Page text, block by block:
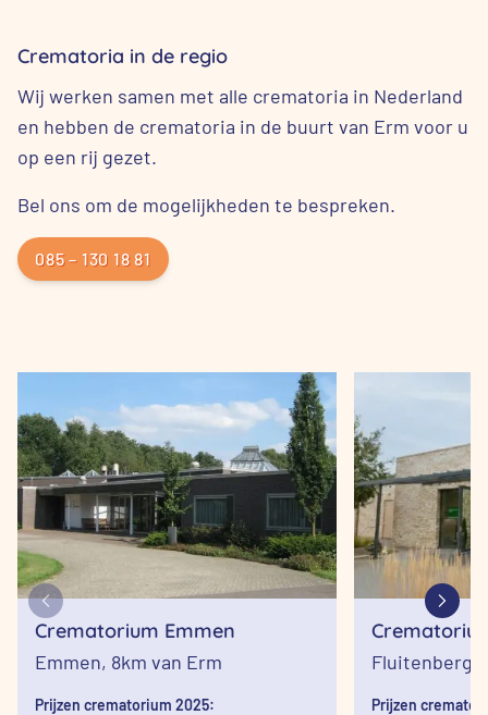
Crematoria in de regio
Wij werken samen met alle crematoria in Nederland
en hebben de crematoria in de buurt van Erm voor u
op een rij gezet.
Bel ons om de mogelijkheden te bespreken.
085 – 130 18 81
Crematorium Emmen
Emmen, 8km van Erm
Prijzen crematorium 2025:
Fluitenberg,
Prijzen